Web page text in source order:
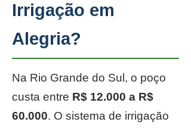
Irrigação em
Alegria?
Na Rio Grande do Sul, o poço
custa entre R$ 12.000 a R$
60.000. O sistema de irrigação